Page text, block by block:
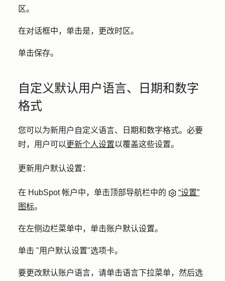
区。
在对话框中，单击是，更改时区。
单击保存。
自定义默认用户语言、日期和数字
格式
您可以为新用户自定义语言、日期和数字格式。必要
时，用户可以 更新个人设置以覆盖这些设置。
更新用户默认设置：
在 HubSpot 帐户中，单击顶部导航栏中的
“设置”
图标。
在左侧边栏菜单中，单击账户默认设置。
单击 "用户默认设置"选项卡。
要更改默认账户语言，请单击语言下拉菜单，然后选